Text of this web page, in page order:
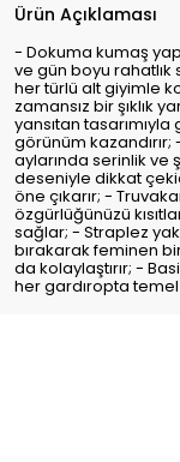
Ürün Açıklaması
- Dokuma kumaş
ve gün boyu
her türlü alt giyimle
zamansız bir şıklık
yansıtan
görünüm kazandırır;
aylarında serinlik ve
deseniyle dikkat
öne çıkarır; -
özgürlüğünüzü
sağlar; - Straplez
bırakarak feminen
da kolaylaştırır; -
her gardıropta